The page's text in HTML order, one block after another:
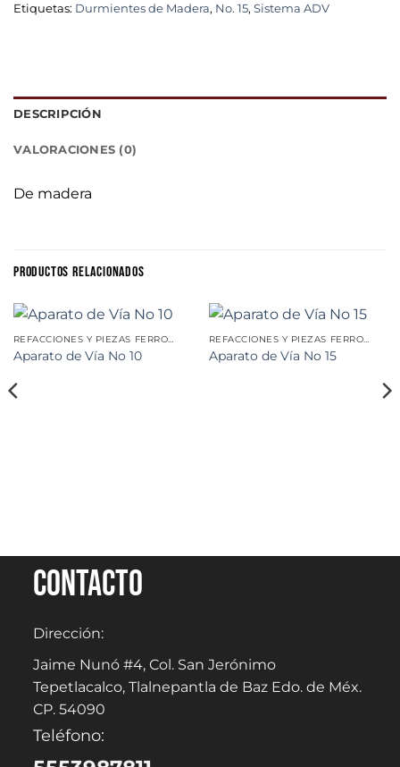
Etiquetas: Durmientes de Madera, No. 15, Sistema ADV
DESCRIPCIÓN
VALORACIONES (0)
De madera
PRODUCTOS RELACIONADOS
REFACCIONES Y PIEZAS FERROVIARIAS
Aparato de Vía No 10
REFACCIONES Y PIEZAS FERROVIARIAS
Aparato de Vía No 15
Contacto
Dirección:
Jaime Nunó #4, Col. San Jerónimo
Tepetlacalco, Tlalnepantla de Baz Edo. de Méx.
CP. 54090
Teléfono: